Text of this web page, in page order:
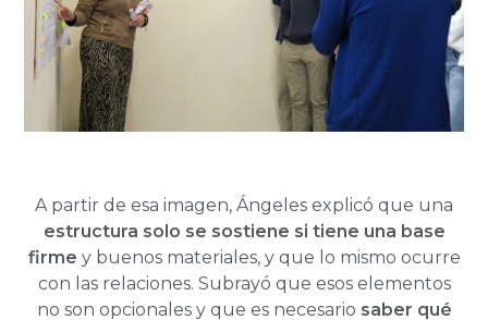
A partir de esa imagen, Ángeles explicó que una
estructura solo se sostiene si tiene una base
firme y buenos materiales, y que lo mismo ocurre
con las relaciones. Subrayó que esos elementos
no son opcionales y que es necesario saber qué